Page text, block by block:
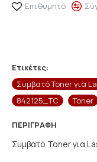
Επιθυμητό
Ετικέτες:
Συμβατό Toner για
842125_TC
Toner
ΠΕΡΙΓΡΑΦΉ
Συμβατό Toner για